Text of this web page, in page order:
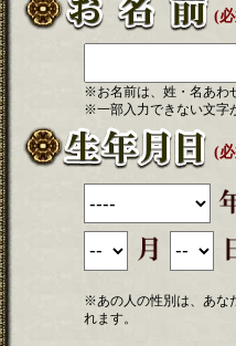
(
※お名前は、姓・名あわ
※一部入力できない文字
(
※あの人の性別は、あな
れます。